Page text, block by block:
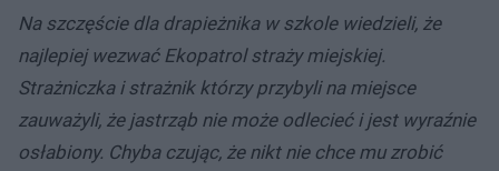
Na szczęście dla drapieżnika w szkole wiedzieli, że
najlepiej wezwać Ekopatrol straży miejskiej.
Strażniczka i strażnik którzy przybyli na miejsce
zauważyli, że jastrząb nie może odlecieć i jest wyraźnie
osłabiony. Chyba czując, że nikt nie chce mu zrobić